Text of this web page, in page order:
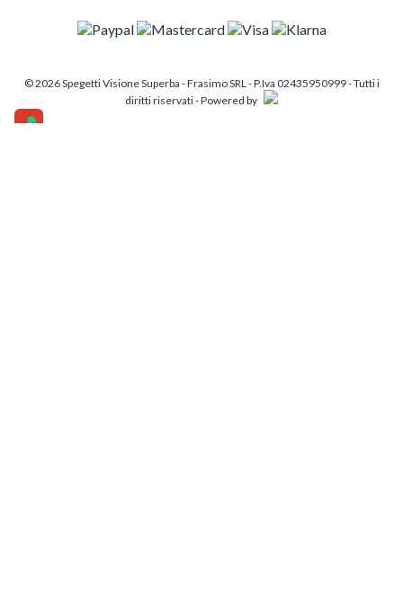
© 2026 Spegetti Visione Superba - Frasimo SRL - P.Iva 02435950999 - Tutti i
diritti riservati - Powered by